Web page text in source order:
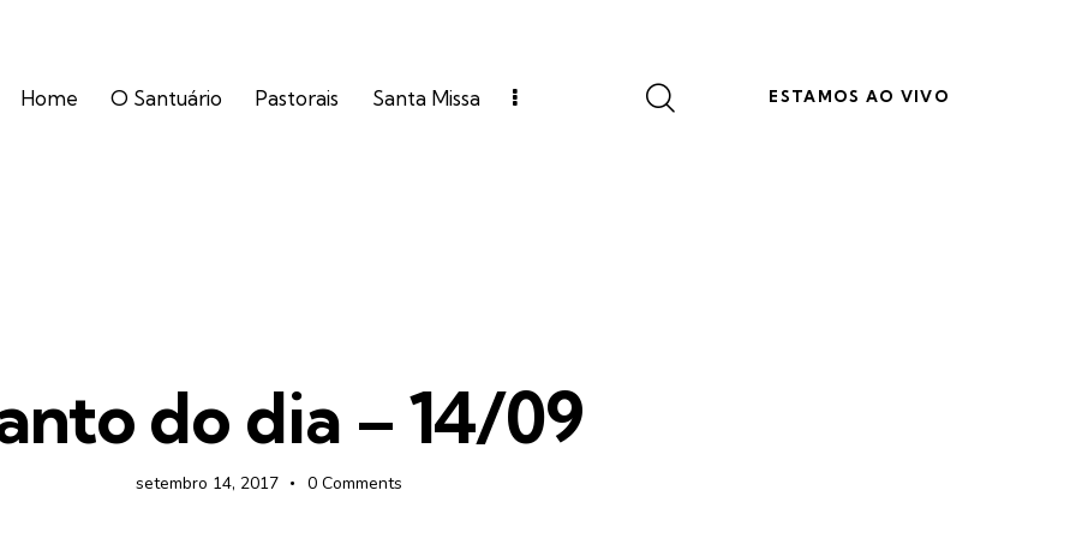
Home O Santuário Pastorais Santa Missa ESTAMOS AO VIVO
do dia – 14/09
setembro 14, 2017 0 Comments